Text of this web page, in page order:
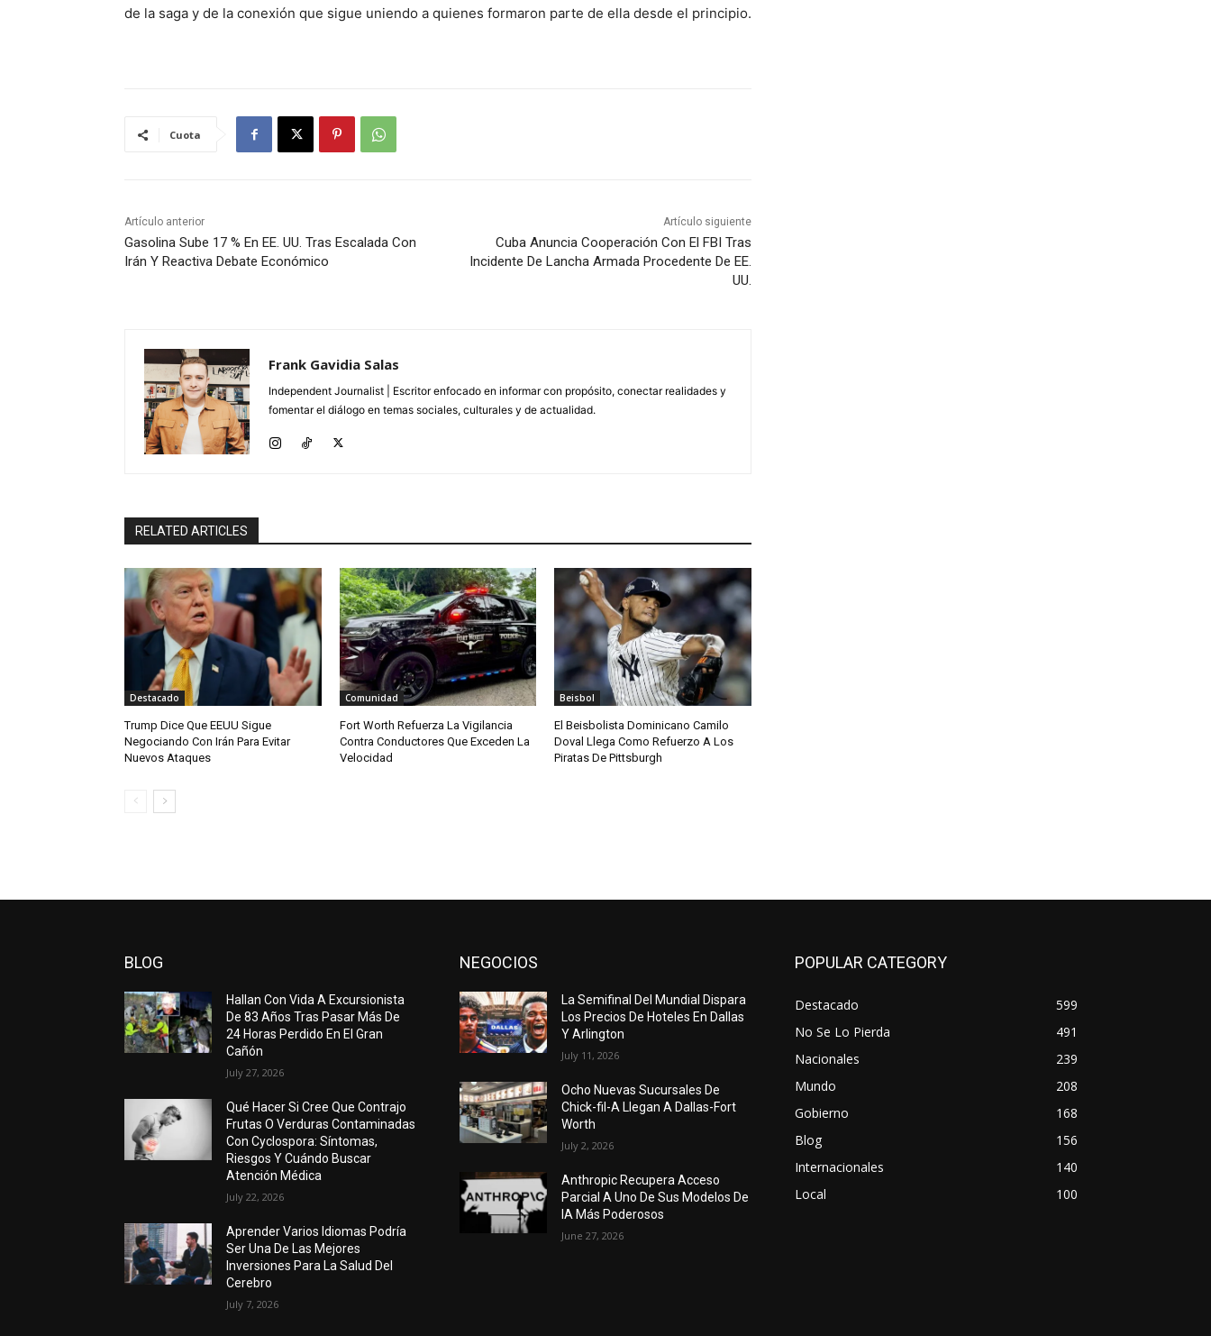
de la saga y de la conexión que sigue uniendo a quienes formaron parte de ella desde el principio.
Cuota
Artículo anterior
Gasolina Sube 17 % En EE. UU. Tras Escalada Con
Irán Y Reactiva Debate Económico
Artículo siguiente
Cuba Anuncia Cooperación Con El FBI Tras
Incidente De Lancha Armada Procedente De EE.
UU.
Frank Gavidia Salas
Independent Journalist | Escritor enfocado en informar con propósito, conectar realidades y
fomentar el diálogo en temas sociales, culturales y de actualidad.
RELATED ARTICLES
Destacado
Trump Dice Que EEUU Sigue
Negociando Con Irán Para Evitar
Nuevos Ataques
Comunidad
Fort Worth Refuerza La Vigilancia
Contra Conductores Que Exceden La
Velocidad
Beisbol
El Beisbolista Dominicano Camilo
Doval Llega Como Refuerzo A Los
Piratas De Pittsburgh
BLOG
Hallan Con Vida A Excursionista
De 83 Años Tras Pasar Más De
24 Horas Perdido En El Gran
Cañón
July 27, 2026
Qué Hacer Si Cree Que Contrajo
Frutas O Verduras Contaminadas
Con Cyclospora: Síntomas,
Riesgos Y Cuándo Buscar
Atención Médica
July 22, 2026
Aprender Varios Idiomas Podría
Ser Una De Las Mejores
Inversiones Para La Salud Del
Cerebro
July 7, 2026
NEGOCIOS
La Semifinal Del Mundial Dispara
Los Precios De Hoteles En Dallas
Y Arlington
July 11, 2026
Ocho Nuevas Sucursales De
Chick-fil-A Llegan A Dallas-Fort
Worth
July 2, 2026
Anthropic Recupera Acceso
Parcial A Uno De Sus Modelos De
IA Más Poderosos
June 27, 2026
POPULAR CATEGORY
Destacado
599
No Se Lo Pierda
491
Nacionales
239
Mundo
208
Gobierno
168
Blog
156
Internacionales
140
Local
100